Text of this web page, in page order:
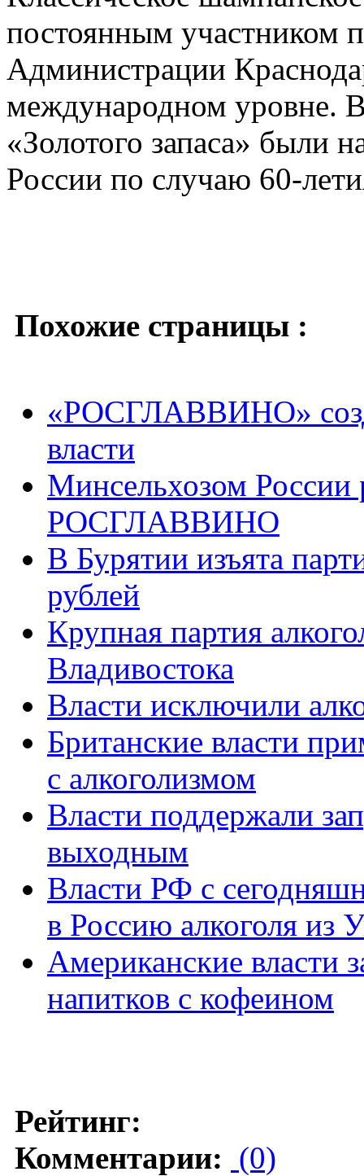
постоянным участником
Администрации
международном уровне.
«Золотого запаса» были
России по случаю 60-
Похожие страницы :
«РОСГЛАВВИНО»
власти
Минсельхозом России
РОСГЛАВВИНО
В Бурятии изъята
рублей
Крупная партия
Владивостока
Власти исключили
Британские власти
с алкоголизмом
Власти поддержали
выходным
Власти РФ с
в Россию алкоголя из
Американские власти
напитков с кофеином
Рейтинг:
Комментарии: (0)